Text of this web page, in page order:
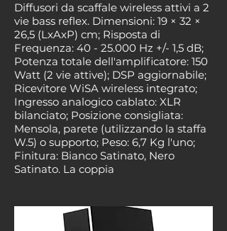
Diffusori da scaffale wireless attivi a 2
vie bass reflex. Dimensioni: 19 × 32 ×
26,5 (LxAxP) cm; Risposta di
Frequenza: 40 - 25.000 Hz +/- 1,5 dB;
Potenza totale dell'amplificatore: 150
Watt (2 vie attive); DSP aggiornabile;
Ricevitore WiSA wireless integrato;
Ingresso analogico cablato: XLR
bilanciato; Posizione consigliata:
Mensola, parete (utilizzando la staffa
W.5) o supporto; Peso: 6,7 Kg l'uno;
Finitura: Bianco Satinato, Nero
Satinato. La coppia